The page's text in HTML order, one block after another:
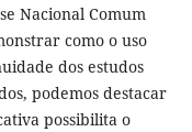
Nacional Comum
como o uso
dos estudos
podemos destacar
possibilita o